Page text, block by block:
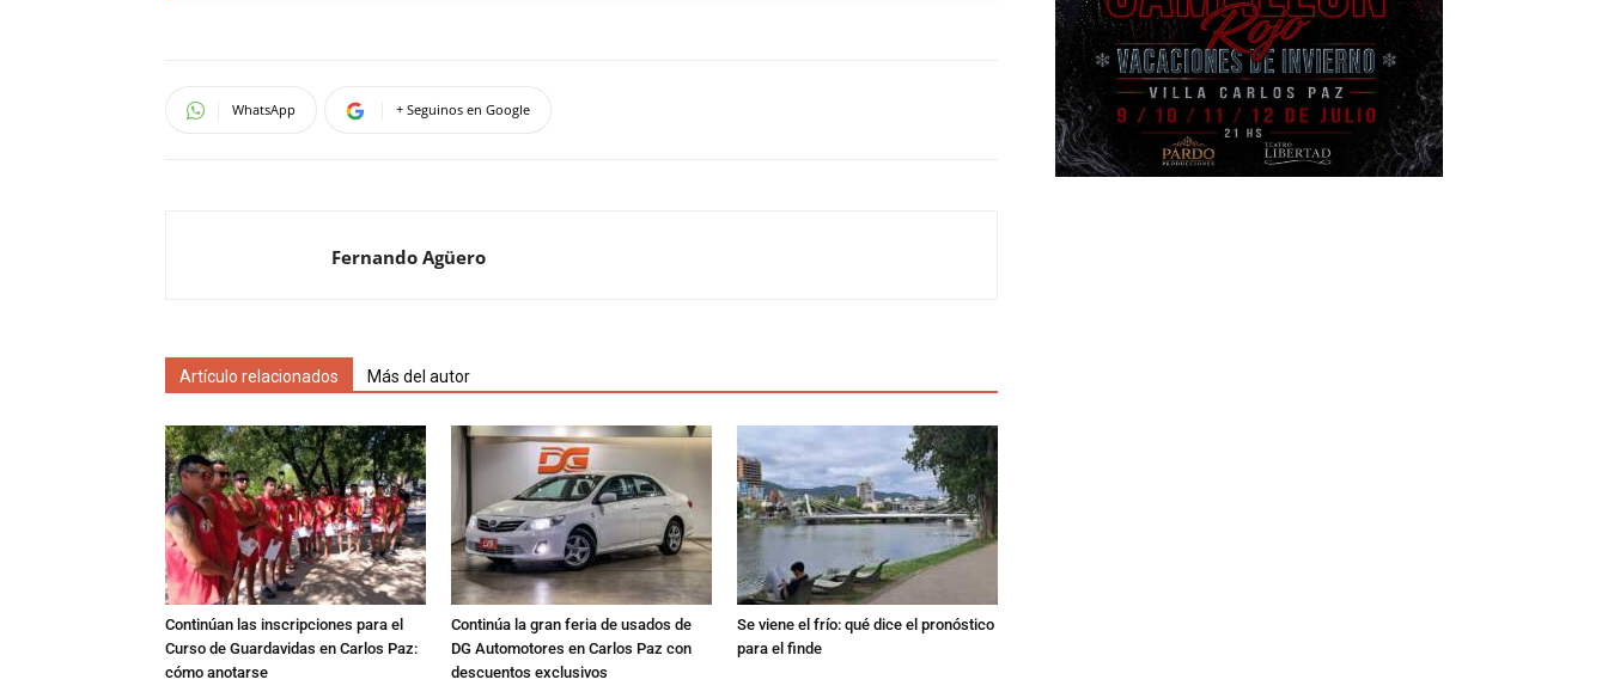
WhatsApp + Seguinos en Google
Fernando Agüero
Artículo relacionados Más del autor
Continúan las inscripciones para el
Curso de Guardavidas en Carlos Paz:
cómo anotarse
Continúa la gran feria de usados de
DG Automotores en Carlos Paz con
descuentos exclusivos
Se viene el frío: qué dice el pronóstico
para el finde